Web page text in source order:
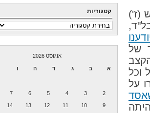
(ז')
של
וכל
על
קטגוריות
קטגוריות
אוגוסט 2026
א ב ג ד ה ו
2
3
4
5
6
7
9
10
11
12
13
14